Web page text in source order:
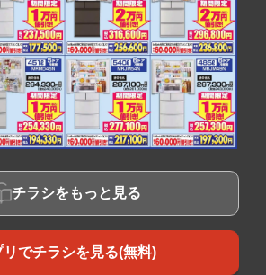
チラシをもっと見る
リでチラシを見る(無料)